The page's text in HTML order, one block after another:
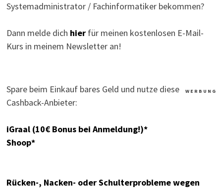
Systemadministrator / Fachinformatiker bekommen?
Dann melde dich hierfür meinen kostenlosen E-Mail-
Kurs in meinem Newsletter an!
W E R B U N G
Spare beim Einkauf bares Geld und nutze diese
Cashback-Anbieter:
iGraal (10€ Bonus bei Anmeldung!)*
Shoop*
Rücken-, Nacken- oder Schulterprobleme wegen